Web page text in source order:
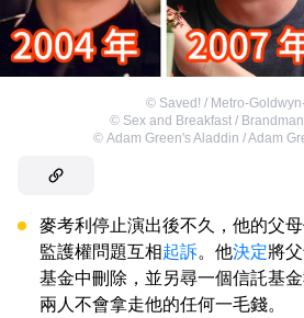
© Saved! / Metro-
© Sex and Breakfast /
© Adam Green's Aladdin / Adam
麥考利停止演出後不久，他的父
監護權問題互相起訴。他決定將
基金中刪除，並另尋一個信託基
兩人不會拿走他的任何一毛錢。